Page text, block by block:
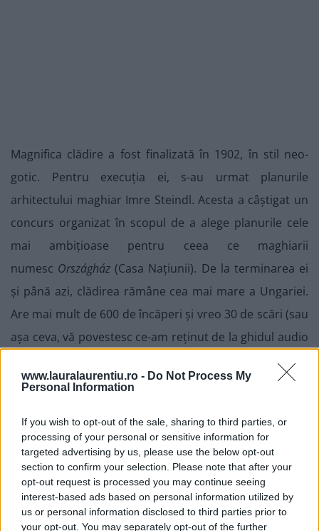
www.lauralaurentiu.ro - Do Not Process My
Personal Information
If you wish to opt-out of the sale, sharing to third parties, or
processing of your personal or sensitive information for
targeted advertising by us, please use the below opt-out
section to confirm your selection. Please note that after your
opt-out request is processed you may continue seeing
interest-based ads based on personal information utilized by
us or personal information disclosed to third parties prior to
your opt-out. You may separately opt-out of the further
Magnifica clădire a fost finalizată în 1902, în stil neo-
gotic. Pentru execuția ei, s-au urmat planurile
arhitectului maghiar Imre Steindl. Acesta a câștigat un
concurs organizat în scopul de a alege planurile cele
mai ambițioase pentru ceea ce maghiarii
numesc Országház (Casa Națiunii). De la terminarea ei
și până azi, clădirea rămâne cea mai mare a Ungariei.
Are mai mult de 600 de încăperi și vreo 30 de scări (sau
așa ceva, vă povestesc ce-am reținut de la ghidul audio
O plimbare pe Dunakorzó
Al treilea sit parte a patrimoniului mondial Unesco pe
care îl găzduiește Budapesta este faleza pestană a
Dunării. Numită Dunakorzó, această promenadă se
întinde între podurile Szecsenyi (podul cu lanțuri) și
podul Erzsebet. Dacă ai noroc de vreme bună,